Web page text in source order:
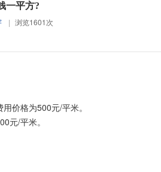
一平方?
| 浏览1601次
价格为500元/平米。
/平米。